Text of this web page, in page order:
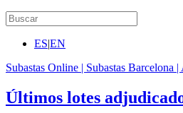
ES|EN
Subastas Online | Subastas Barcelona
Últimos lotes